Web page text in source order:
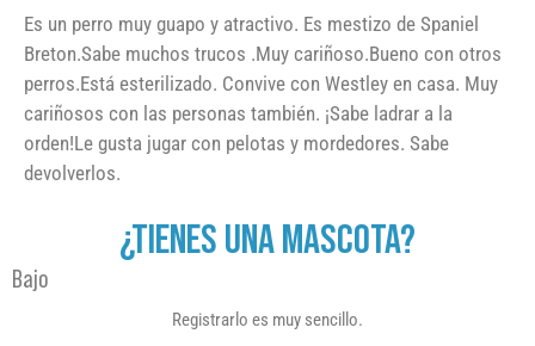
Es un perro muy guapo y atractivo. Es mestizo de Spaniel
Breton.Sabe muchos trucos .Muy cariñoso.Bueno con otros
perros.Está esterilizado. Convive con Westley en casa. Muy
cariñosos con las personas también. ¡Sabe ladrar a la
orden!Le gusta jugar con pelotas y mordedores. Sabe
devolverlos.
¿TIENES UNA MASCOTA?
Bajo
Registrarlo es muy sencillo.